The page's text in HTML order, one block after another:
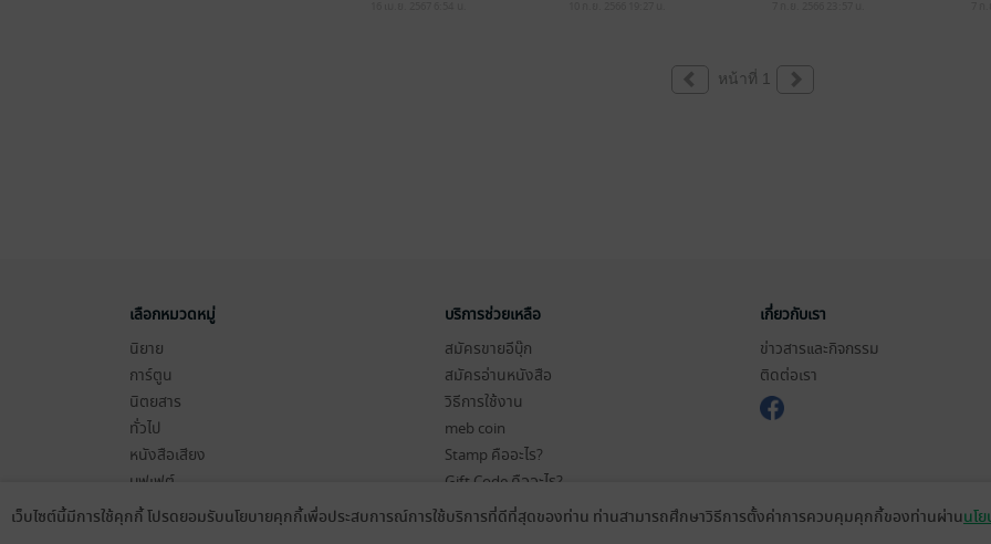
หน้าที่ 1
เลือกหมวดหมู่
นิยาย
การ์ตูน
นิตยสาร
ทั่วไป
หนังสือเสียง
บุฟเฟต์
บริการช่วยเหลือ
สมัครขายอีบุ๊ก
สมัครอ่านหนังสือ
วิธีการใช้งาน
meb coin
Stamp คืออะไร?
Gift Code คืออะไร?
เงื่อนไขในการใช้บริการ
เกี่ยวกับเรา
ข่าวสารและกิจกรรม
ติดต่อเรา
เว็บไซต์นี้มีการใช้คุกกี้ โปรดยอมรับนโยบายคุกกี้เพื่อประสบการณ์การใช้บริการที่ดีที่สุดของท่าน ท่านสามารถศึกษาวิธีการตั้งค่าการควบคุมคุกกี้ของท่านผ่านนโ